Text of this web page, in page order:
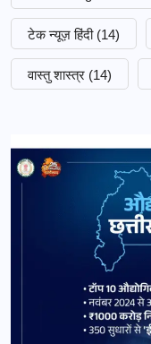
टेक न्यूज़ हिंदी (14)
वास्तु शास्त्र (14)